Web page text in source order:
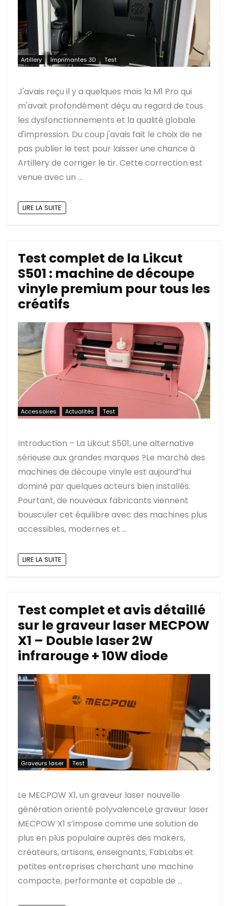
Artillery Imprimantes 3D Test
J'avais reçu il y a quelques mois la M1 Pro qui
m'avait profondément déçu au regard de tous
les dysfonctionnements et la qualité globale
d'impression. Du coup j'avais fait le choix de ne
pas publier le test pour laisser une chance à
Artillery de corriger le tir. Cette correction est
venue avec un ...
LIRE LA SUITE
Test complet de la Likcut
S501 : machine de découpe
vinyle premium pour tous les
créatifs
Accessoires Actualités Test
Introduction – La Likcut S501, une alternative
sérieuse aux grandes marques ?Le marché des
machines de découpe vinyle est aujourd’hui
dominé par quelques acteurs bien installés.
Pourtant, de nouveaux fabricants viennent
bousculer cet équilibre avec des machines plus
accessibles, modernes et ...
LIRE LA SUITE
Test complet et avis détaillé
sur le graveur laser MECPOW
X1 – Double laser 2W
infrarouge + 10W diode
Graveurs laser Test
Le MECPOW X1, un graveur laser nouvelle
génération orienté polyvalenceLe graveur laser
MECPOW X1 s’impose comme une solution de
plus en plus populaire auprès des makers,
créateurs, artisans, enseignants, FabLabs et
petites entreprises cherchant une machine
compacte, performante et capable de ...